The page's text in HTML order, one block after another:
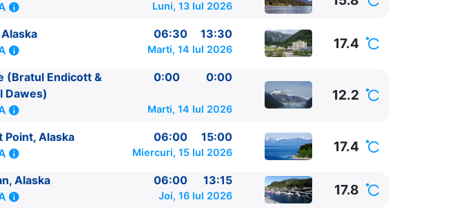
- Plecare
SUA
Mare
Luni, 13 Iul 2026
06:30
13:30
Marti, 14 Iul 2026 17.4
(Bratul Endicott &
Dawes)
0:00 0:00
Marti, 14 Iul 2026
12.2
Point, Alaska 06:00
15:00
Miercuri, 15 Iul 2026 17.4
Alaska 06:00
13:15
Joi, 16 Iul 2026 17.8